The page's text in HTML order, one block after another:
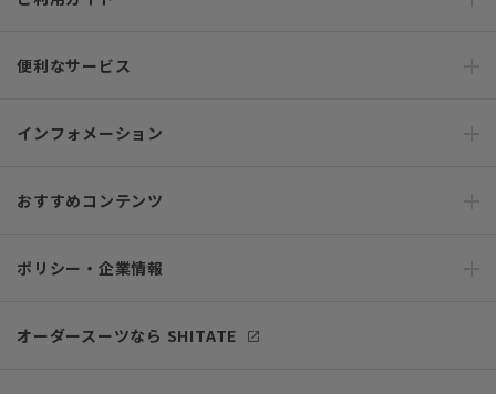
便利なサービス
インフォメーション
おすすめコンテンツ
ポリシー・企業情報
オーダースーツなら SHITATE